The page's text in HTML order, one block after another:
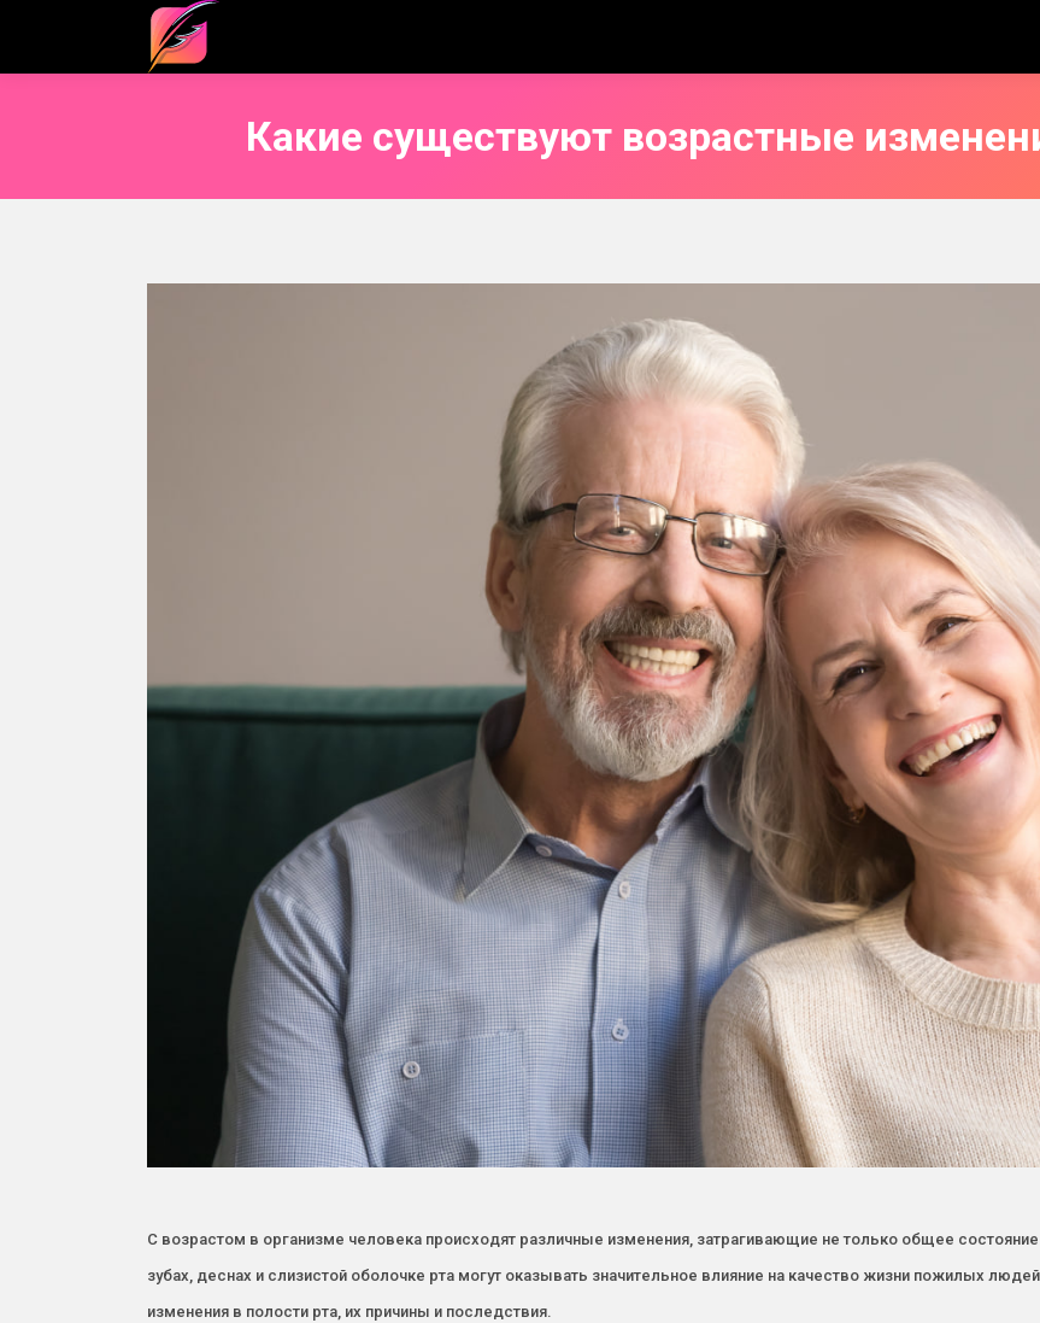
Какие существуют возрастные
С возрастом в организме человека происходят различные изменения, затрагивающие не только общее
зубах, деснах и слизистой оболочке рта могут оказывать значительное влияние на качество жизни пожилых
изменения в полости рта, их причины и последствия.